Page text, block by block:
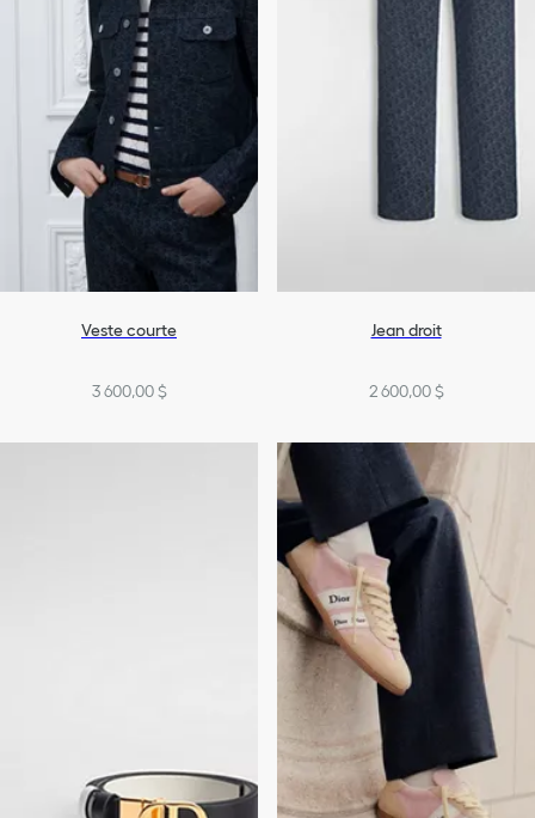
Veste courte
3 600,00 $
Jean droit
2 600,00 $